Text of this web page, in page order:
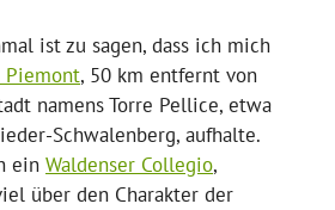
ist zu sagen, dass ich mich
, 50 km entfernt von
namens Torre Pellice, etwa
Schwalenberg, aufhalte.
ein Waldenser Collegio,
über den Charakter der